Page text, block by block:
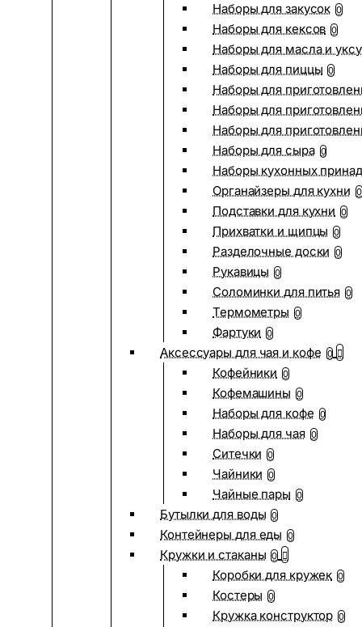
Наборы для закусок 0
Наборы для кексов 0
Наборы для масла и
Наборы для пиццы 0
Наборы для
Наборы для
Наборы для
Наборы для сыра 0
Наборы кухонных
Органайзеры для кухни 0
Подставки для кухни 0
Прихватки и щипцы 0
Разделочные доски 0
Рукавицы 0
Соломинки для питья 0
Термометры 0
Фартуки 0
Аксессуары для чая и кофе 0
Кофейники 0
Кофемашины 0
Наборы для кофе 0
Наборы для чая 0
Ситечки 0
Чайники 0
Чайные пары 0
Бутылки для воды 0
Контейнеры для еды 0
Кружки и стаканы 0
Коробки для кружек 0
Костеры 0
Кружка конструктор 0